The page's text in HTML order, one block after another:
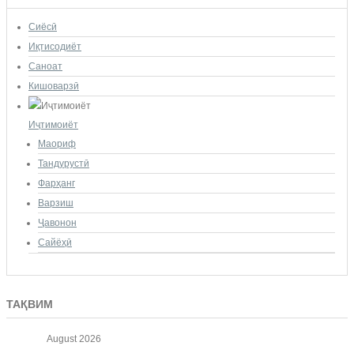
Сиёсӣ
Иқтисодиёт
Саноат
Кишоварзӣ
Иҷтимоиёт
Маориф
Тандурустӣ
Фарҳанг
Варзиш
Ҷавонон
Сайёҳӣ
ТАҚВИМ
August 2026